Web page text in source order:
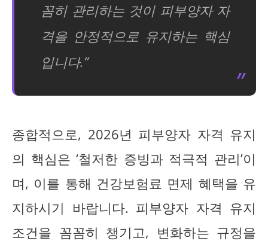
꼼히 관리하는 것이 피부양자 자
격을 안정적으로 유지하는 핵심
입니다.”
종합적으로, 2026년 피부양자 자격 유지
의 핵심은 ‘철저한 증빙과 적극적 관리’이
며, 이를 통해 건강보험료 면제 혜택을 유
지하시기 바랍니다. 피부양자 자격 유지
조건을 꼼꼼히 챙기고, 변화하는 규정을